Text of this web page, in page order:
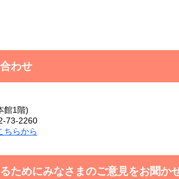
わせ
館1階)
73-2260
ちらから
ためにみなさまのご意見をお聞か